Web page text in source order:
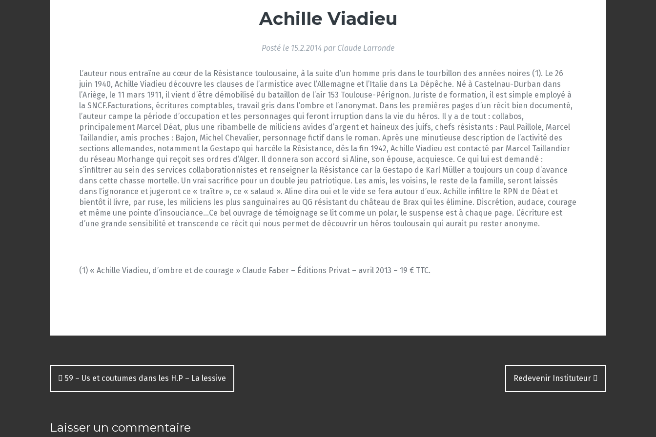
Achille Viadieu
Posté le 15.2.2014 par Claude Larronde
L’auteur nous entraîne au cœur de la Résistance toulousaine, à la suite d’un homme pris dans le tourbillon des années noires (1). Le 26
juin 1940, Achille Viadieu découvre les clauses de l’armistice avec l’Allemagne et l’Italie dans La Dépêche. Né à Castelnau-Durban dans
l’Ariège, le 11 mars 1911, il vient d’être démobilisé du bataillon de l’air 153 Toulouse-Pérignon. Juriste de formation, il est simple employé à
la SNCF.Facturations, écritures comptables, travail gris dans l’ombre et l’anonymat. Dans les premières pages d’un récit bien documenté,
l’auteur campe la période d’occupation et les personnages qui feront irruption dans la vie du héros. Il y a de tout : collabos,
principalement Marcel Déat, plus une ribambelle de miliciens avides d’argent et haineux des juifs, chefs résistants : Paul Paillole, Marcel
Taillandier, amis proches : Bajon, Michel Chevalier, personnage fictif dans le roman. Après une minutieuse description de l’activité des
sections allemandes, notamment la Gestapo qui harcèle la Résistance, dès la fin 1942, Achille Viadieu est contacté par Marcel Taillandier
du réseau Morhange qui reçoit ses ordres d’Alger. Il donnera son accord si Aline, son épouse, acquiesce. Ce qui lui est demandé :
s’infiltrer au sein des services collaborationnistes et renseigner la Résistance car la Gestapo de Karl Müller a toujours un coup d’avance
dans cette chasse mortelle. Un vrai sacrifice pour un double jeu patriotique. Les amis, les voisins, le reste de la famille, seront laissés
dans l’ignorance et jugeront ce « traître », ce « salaud ». Aline dira oui et le vide se fera autour d’eux. Achille infiltre le RPN de Déat et
bientôt il livre, par ruse, les miliciens les plus sanguinaires au QG résistant du château de Brax qui les élimine. Discrétion, audace, courage
et même une pointe d’insouciance…Ce bel ouvrage de témoignage se lit comme un polar, le suspense est à chaque page. L’écriture est
d’une grande sensibilité et transcende ce récit qui nous permet de découvrir un héros toulousain qui aurait pu rester anonyme.
(1) « Achille Viadieu, d’ombre et de courage » Claude Faber – Éditions Privat – avril 2013 – 19 € TTC.
Navigation
des
59 – Us et coutumes dans les H.P – La lessive Redevenir Instituteur
Laisser un commentaire